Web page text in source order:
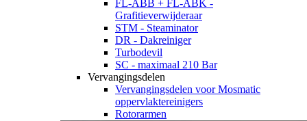
FL-ABB + FL-ABK -
Grafitieverwijderaar
STM - Steaminator
DR - Dakreiniger
Turbodevil
SC - maximaal 210 Bar
Vervangingsdelen
Vervangingsdelen voor Mosmatic
oppervlaktereinigers
Rotorarmen